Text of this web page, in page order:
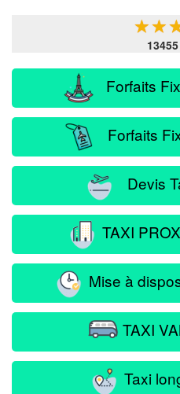
★★
Forfaits
Forfaits
Devis
TAXI
Mise à
TAXI
Taxi